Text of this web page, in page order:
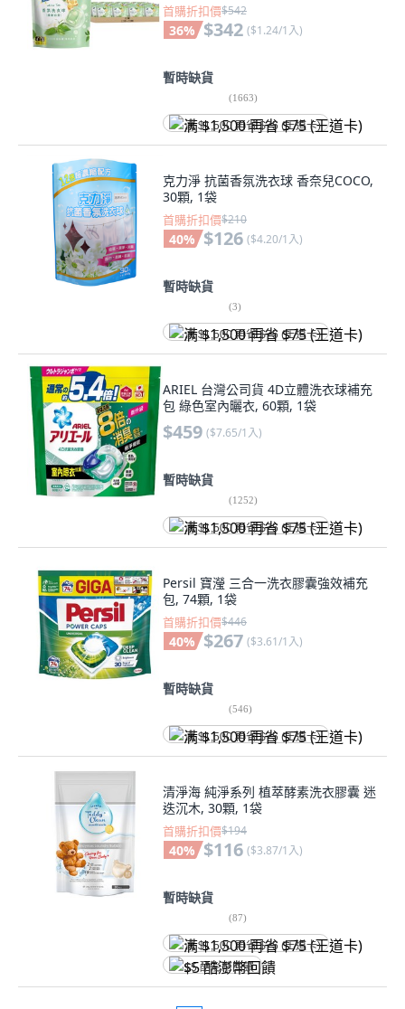
首購折扣價$542
36% $342 ($1.24/1入)
暫時缺貨
(1663)
满 $1,500 再省 $75 (王道卡)
克力淨 抗菌香氛洗衣球 香奈兒COCO,
30顆, 1袋
首購折扣價$210
40% $126 ($4.20/1入)
暫時缺貨
(3)
满 $1,500 再省 $75 (王道卡)
ARIEL 台灣公司貨 4D立體洗衣球補充
包 綠色室內曬衣, 60顆, 1袋
$459 ($7.65/1入)
暫時缺貨
(1252)
满 $1,500 再省 $75 (王道卡)
Persil 寶瀅 三合一洗衣膠囊強效補充
包, 74顆, 1袋
首購折扣價$446
40% $267 ($3.61/1入)
暫時缺貨
(546)
满 $1,500 再省 $75 (王道卡)
清淨海 純淨系列 植萃酵素洗衣膠囊 迷
迭沉木, 30顆, 1袋
首購折扣價$194
40% $116 ($3.87/1入)
暫時缺貨
(87)
满 $1,500 再省 $75 (王道卡)
$5 酷澎幣回饋